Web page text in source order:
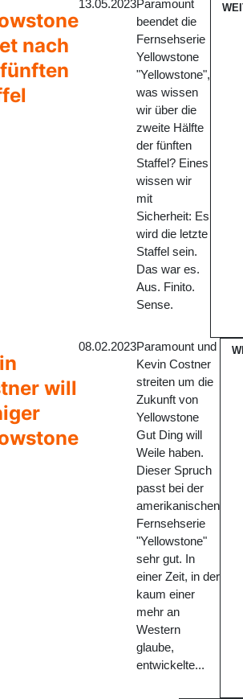
nach
13.05.2023Paramount
beendet die
Fernsehserie
Yellowstone
"Yellowstone",
was wissen
wir über die
zweite Hälfte
der fünften
Staffel? Eines
wissen wir
mit
Sicherheit: Es
wird die letzte
Staffel sein.
Das war es.
Aus. Finito.
Sense.
will
08.02.2023Paramount und
Kevin Costner
streiten um die
Zukunft von
Yellowstone
Gut Ding will
Weile haben.
Dieser Spruch
passt bei der
amerikanischen
Fernsehserie
"Yellowstone"
sehr gut. In
einer Zeit, in der
kaum einer
mehr an
Western
glaube,
entwickelte...